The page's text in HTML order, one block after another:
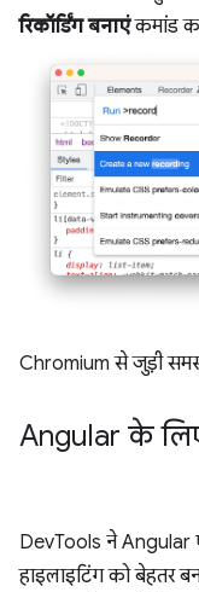
रिकॉर्डिंग बनाएंकमांड
Chromium से जुड़ी
Angular के
DevTools ने Angular
हाइलाइटिंग को बेहतर